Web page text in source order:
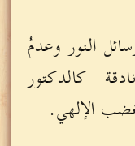
النور وعدمُ
كالدكتور
الإلهي.